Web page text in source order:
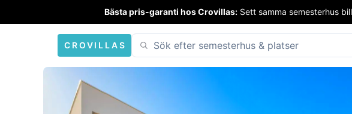
Bästa pris-garanti hos Crovillas: Sett samma semesterhus
CROVILLAS